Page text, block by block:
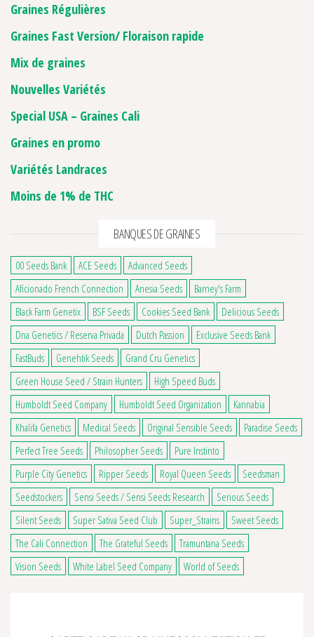
Graines Régulières
Graines Fast Version/ Floraison rapide
Mix de graines
Nouvelles Variétés
Special USA – Graines Cali
Graines en promo
Variétés Landraces
Moins de 1% de THC
BANQUES DE GRAINES
00 Seeds Bank ACE Seeds
Advanced Seeds
Aficionado French Connection
Anesia Seeds
Barney's Farm
Black Farm Genetix
BSF Seeds Cookies Seed Bank
Delicious Seeds
Dna Genetics / Reserva Privada
Dutch Passion
Exclusive Seeds Bank
FastBuds
Genehtik Seeds
Grand Cru Genetics
Green House Seed / Strain Hunters
High Speed Buds
Humboldt Seed Company
Humboldt Seed Organization
Kannabia
Khalifa Genetics
Medical Seeds Original Sensible Seeds
Paradise Seeds
Perfect Tree Seeds
Philosopher Seeds
Pure Instinto
Purple City Genetics
Ripper Seeds Royal Queen Seeds
Seedsman
Seedstockers
Sensi Seeds / Sensi Seeds Research
Serious Seeds
Silent Seeds
Super Sativa Seed Club Super_Strains
Sweet Seeds
The Cali Connection
The Grateful Seeds
Tramuntana Seeds
Vision Seeds
White Label Seed Company World of Seeds